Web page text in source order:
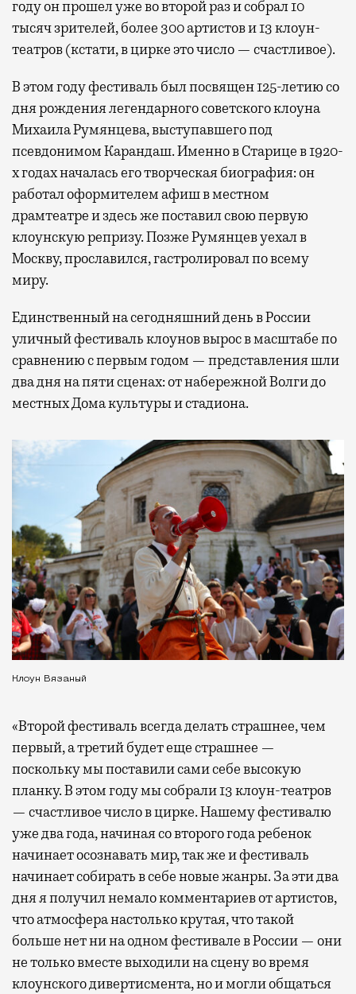
году он прошел уже во второй раз и собрал 10
тысяч зрителей, более 300 артистов и 13 клоун-
театров (кстати, в цирке это число — счастливое).
В этом году фестиваль был посвящен 125-летию со
дня рождения легендарного советского клоуна
Михаила Румянцева, выступавшего под
псевдонимом Карандаш. Именно в Старице в 1920-
х годах началась его творческая биография: он
работал оформителем афиш в местном
драмтеатре и здесь же поставил свою первую
клоунскую репризу. Позже Румянцев уехал в
Москву, прославился, гастролировал по всему
миру.
Единственный на сегодняшний день в России
уличный фестиваль клоунов вырос в масштабе по
сравнению с первым годом — представления шли
два дня на пяти сценах: от набережной Волги до
местных Дома культуры и стадиона.
Клоун Вязаный
«Второй фестиваль всегда делать страшнее, чем
первый, а третий будет еще страшнее —
поскольку мы поставили сами себе высокую
планку. В этом году мы собрали 13 клоун-театров
— счастливое число в цирке. Нашему фестивалю
уже два года, начиная со второго года ребенок
начинает осознавать мир, так же и фестиваль
начинает собирать в себе новые жанры. За эти два
дня я получил немало комментариев от артистов,
что атмосфера настолько крутая, что такой
больше нет ни на одном фестивале в России — они
не только вместе выходили на сцену во время
клоунского дивертисмента, но и могли общаться